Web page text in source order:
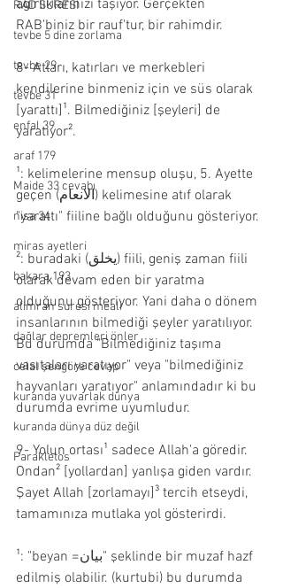
RAD SURESİ
tevbe 5 dine zorlama
tevbe 29
tevbe 31
enfal 39
araf 179
Maide 33 cevabı
nisa 34
miras ayetleri
bakara 193
alimran suresi meali
dağlar depremleri önler
celal şengöre cevap
kuranda yuvarlak dünya
kuranda dünya düz değil
Parakletos
ağırlıklarınızı taşıyor. Gerçekten
RAB'biniz bir rauf'tur, bir rahimdir.
8- Atları, katırları ve merkebleri
kendilerine binmeniz için ve süs olarak
[yarattı]¹. Bilmediğiniz [şeyleri] de
yaratıyor².
¹: kelimelerine mensup oluşu, 5. Ayette
geçen (الانعام) kelimesine atıf olarak
"yarattı" fiiline bağlı olduğunu gösteriyor.
²: buradaki (يخلق) fiili, geniş zaman fiili
olarak devam eden bir yaratma
olduğunu gösteriyor. Yani daha o dönem
insanlarının bilmediği şeyler yaratılıyor.
Bu durumda "Bilmediğiniz taşıma
vasıtaları yaratıyor" veya "bilmediğiniz
hayvanları yaratıyor" anlamındadır ki bu
durumda evrime uyumludur.
9- Yolun ortası¹ sadece Allah'a göredir.
Ondan² [yollardan] yanlışa giden vardır.
Şayet Allah [zorlamayı]³ tercih etseydi,
tamamınıza mutlaka yol gösterirdi.
¹: "beyan =بيان" şeklinde bir muzaf hazf
edilmiş olabilir. (kurtubi) bu durumda